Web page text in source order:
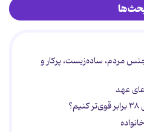
مردم، ساده‌زیست، پرکار و
عهد